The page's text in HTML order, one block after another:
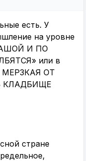
есть. У
на уровне
И ПО
или в
МЕРЗКАЯ ОТ
КЛАДБИЩЕ
стране